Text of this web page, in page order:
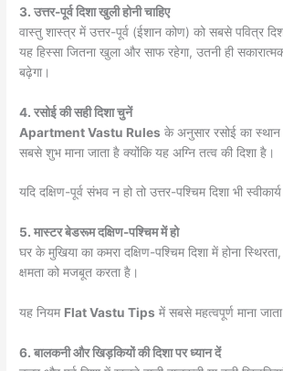
3. उत्तर-पूर्व दिशा खुली होनी चाहिए
वास्तु शास्त्र में उत्तर-पूर्व (ईशान कोण) को सबसे पवित्र
यह हिस्सा जितना खुला और साफ रहेगा, उतनी ही
बढ़ेगा।
4. रसोई की सही दिशा चुनें
Apartment Vastu Rules के अनुसार रसोई का स्थान
सबसे शुभ माना जाता है क्योंकि यह अग्नि तत्व की दिशा है।
यदि दक्षिण-पूर्व संभव न हो तो उत्तर-पश्चिम दिशा भी
5. मास्टर बेडरूम दक्षिण-पश्चिम में हो
घर के मुखिया का कमरा दक्षिण-पश्चिम दिशा में होना
क्षमता को मजबूत करता है।
यह नियम Flat Vastu Tips में सबसे महत्वपूर्ण माना
6. बालकनी और खिड़कियों की दिशा पर ध्यान दें